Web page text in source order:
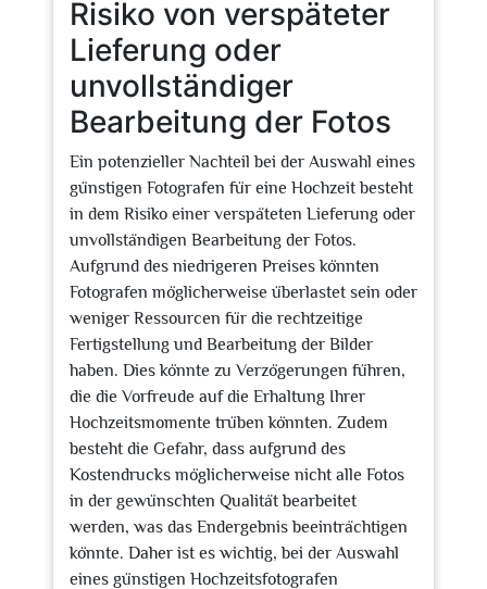
Risiko von verspäteter
Lieferung oder
unvollständiger
Bearbeitung der Fotos
Ein potenzieller Nachteil bei der Auswahl eines
günstigen Fotografen für eine Hochzeit besteht
in dem Risiko einer verspäteten Lieferung oder
unvollständigen Bearbeitung der Fotos.
Aufgrund des niedrigeren Preises könnten
Fotografen möglicherweise überlastet sein oder
weniger Ressourcen für die rechtzeitige
Fertigstellung und Bearbeitung der Bilder
haben. Dies könnte zu Verzögerungen führen,
die die Vorfreude auf die Erhaltung Ihrer
Hochzeitsmomente trüben könnten. Zudem
besteht die Gefahr, dass aufgrund des
Kostendrucks möglicherweise nicht alle Fotos
in der gewünschten Qualität bearbeitet
werden, was das Endergebnis beeinträchtigen
könnte. Daher ist es wichtig, bei der Auswahl
eines günstigen Hochzeitsfotografen